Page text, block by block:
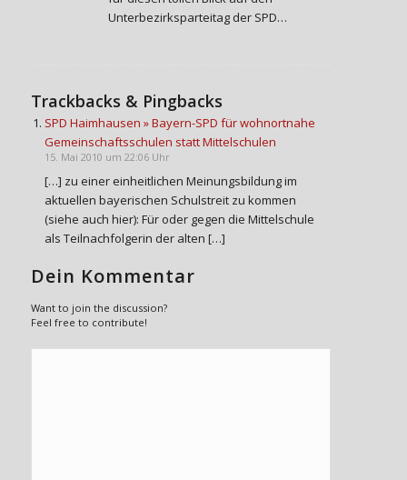
Unterbezirksparteitag der SPD…
Trackbacks & Pingbacks
SPD Haimhausen » Bayern-SPD für wohnortnahe
Gemeinschaftsschulen statt Mittelschulen
15. Mai 2010 um 22:06 Uhr
[…] zu einer einheitlichen Meinungsbildung im
aktuellen bayerischen Schulstreit zu kommen
(siehe auch hier): Für oder gegen die Mittelschule
als Teilnachfolgerin der alten […]
Dein Kommentar
Want to join the discussion?
Feel free to contribute!